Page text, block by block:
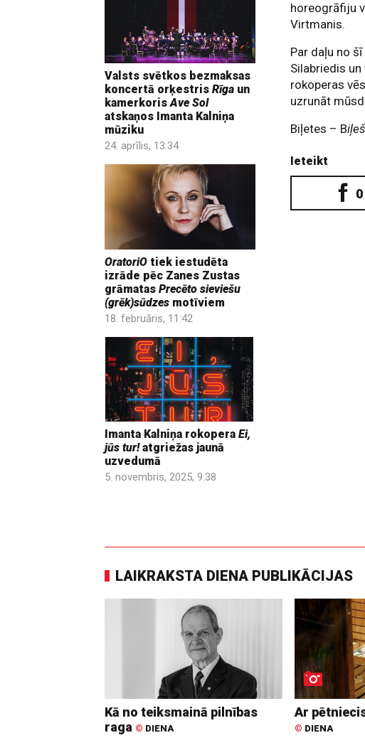
Valsts svētkos bezmaksas
koncertā orķestris Rīga un
kamerkorisAve Sol
atskaņos Imanta Kalniņa
mūziku
24. aprīlis, 13:34
OratoriO tiek iestudēta
izrāde pēc Zanes Zustas
grāmatas Precēto sieviešu
(grēk)sūdzes motīviem
18. februāris, 11:42
Imanta Kalniņa rokopera Ei,
jūs tur!atgriežas jaunā
uzvedumā
5. novembris, 2025, 9:38
horeogrāfiju
Virtmanis.
Par daļu no
Silabriedis
rokoperas
uzrunāt
Biļetes – B
Ieteikt
0
LAIKRAKSTA DIENA PUBLIKĀCIJAS
Kā no teiksmainā pilnības
raga © DIENA
Ar
© DIENA